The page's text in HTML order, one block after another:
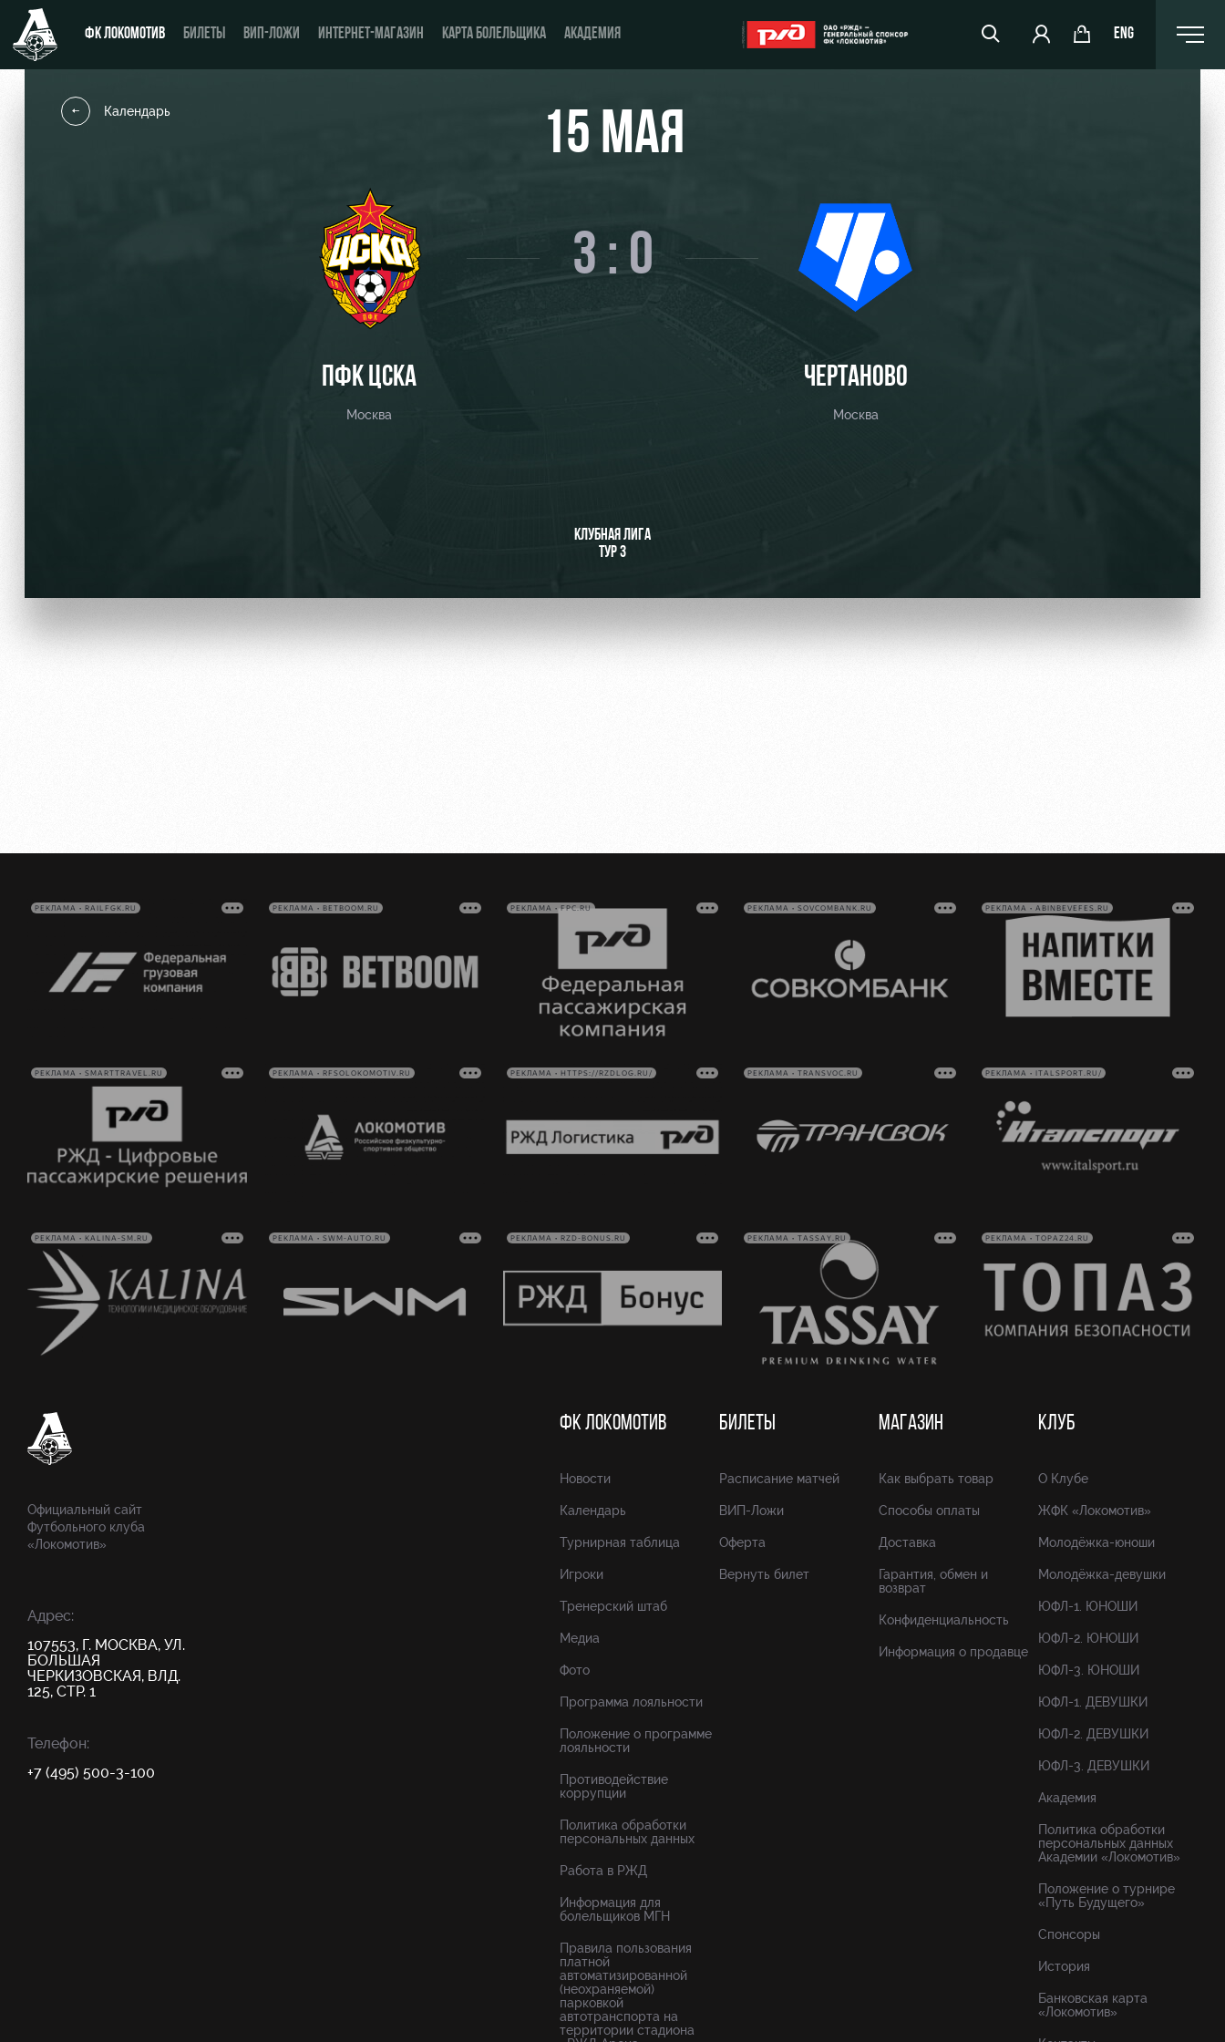
ФК ЛОКОМОТИВ БИЛЕТЫ ВИП-ЛОЖИ ИНТЕРНЕТ-МАГАЗИН КАРТА БОЛЕЛЬЩИКА АКАДЕМИЯ ENG
ВИП-ЛОЖИ
СЕМЕЙНЫЙ СЕКТОР
Туры по стадиону
Молодёжка-девушки Аренда полей
Занятия спортом
Академия
Как поступить
Заставки
Парковка
Календарь 15 МАЯ
ПФК ЦСКА
Москва
3 : 0
ЧЕРТАНОВО
Москва
КЛУБНАЯ ЛИГА
ТУР 3
РЕКЛАМА • RAILFGK.RU РЕКЛАМА • BETBOOM.RU РЕКЛАМА • FPC.RU РЕКЛАМА • SOVCOMBANK.RU РЕКЛАМА • ABINBEVEFES.RU
РЕКЛАМА • SMARTTRAVEL.RU РЕКЛАМА • RFSOLOKOMOTIV.RU РЕКЛАМА • HTTPS://RZDLOG.RU/ РЕКЛАМА • TRANSVOC.RU РЕКЛАМА • ITALSPORT.RU/
РЕКЛАМА • KALINA-SM.RU РЕКЛАМА • SWM-AUTO.RU РЕКЛАМА • RZD-BONUS.RU РЕКЛАМА • TASSAY.RU РЕКЛАМА • TOPAZ24.RU
Официальный сайт
Футбольного клуба
«Локомотив»
Адрес:
107553, Г. МОСКВА, УЛ.
БОЛЬШАЯ
ЧЕРКИЗОВСКАЯ, ВЛД.
125, СТР. 1
Телефон:
+7 (495) 500-3-100
ФК ЛОКОМОТИВ
Новости
Календарь
Турнирная таблица
Игроки
Тренерский штаб
Медиа
Фото
Программа лояльности
Положение о программе
лояльности
Противодействие
коррупции
Политика обработки
персональных данных
Работа в РЖД
Информация для
болельщиков МГН
Правила пользования
платной
автоматизированной
(неохраняемой)
парковкой
автотранспорта на
территории стадиона
БИЛЕТЫ
Расписание матчей
ВИП-Ложи
Оферта
Вернуть билет
МАГАЗИН
Как выбрать товар
Способы оплаты
Доставка
Гарантия, обмен и
возврат
Конфиденциальность
Информация о продавце
КЛУБ
О Клубе
ЖФК «Локомотив»
Молодёжка-юноши
Молодёжка-девушки
ЮФЛ-1. ЮНОШИ
ЮФЛ-2. ЮНОШИ
ЮФЛ-3. ЮНОШИ
ЮФЛ-1. ДЕВУШКИ
ЮФЛ-2. ДЕВУШКИ
ЮФЛ-3. ДЕВУШКИ
Академия
Политика обработки
персональных данных
Академии «Локомотив»
Положение о турнире
«Путь Будущего»
Спонсоры
История
Банковская карта
«Локомотив»